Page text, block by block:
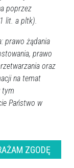
poprzez
lit. a pltk).
prawo żądania
prawo
oraz
na temat
tym
Państwo w
ZGODĘ